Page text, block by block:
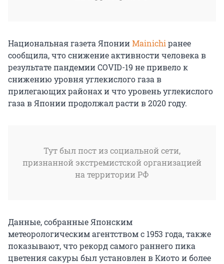
Национальная газета ЯпонииMainichi ранее
сообщила, что снижение активности человека в
результате пандемии COVID-19 не привело к
снижению уровня углекислого газа в
прилегающих районах и что уровень углекислого
газа в Японии продолжал расти в 2020 году.
Тут был пост из социальной сети,
признанной экстремистской организацией
на территории РФ
Данные, собранные Японским
метеорологическим агентством с 1953 года, также
показывают, что рекорд самого раннего пика
цветения сакуры был установлен в Киото и более